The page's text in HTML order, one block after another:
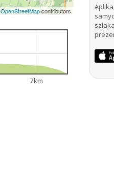
OpenStreetMapcontributors
7km